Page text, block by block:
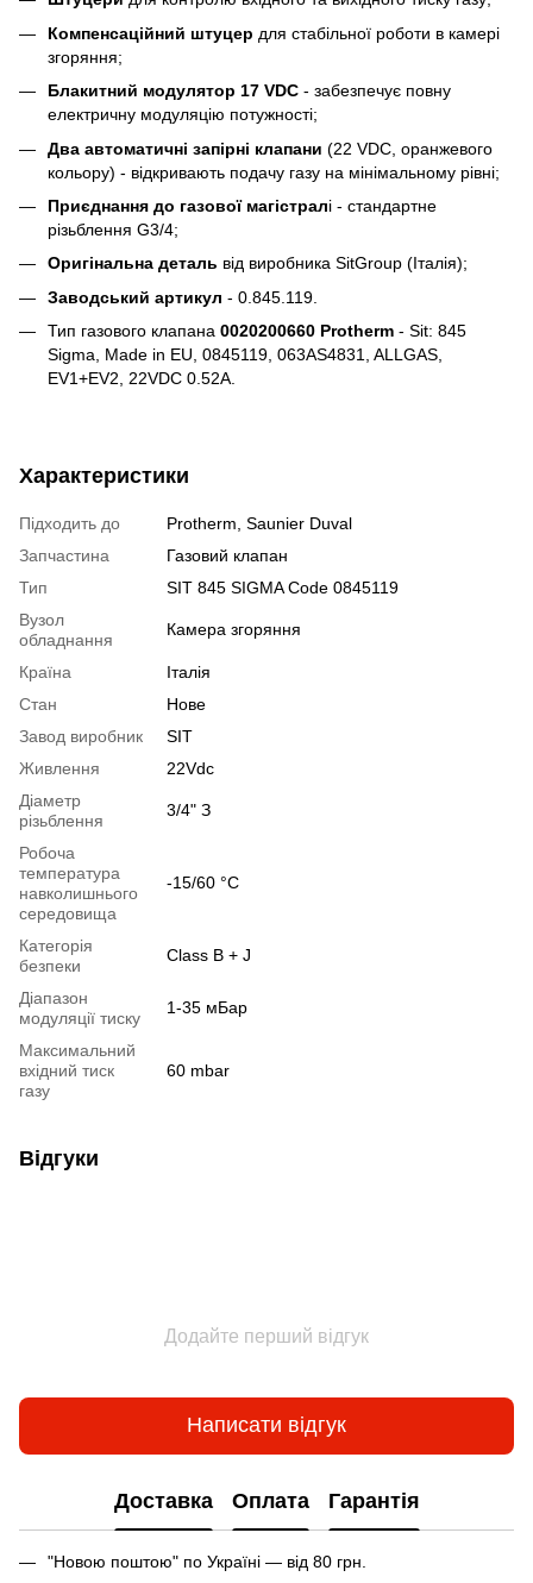
Компенсаційний штуцер для стабільної роботи в камері
згоряння;
Блакитний модулятор 17 VDC - забезпечує повну
електричну модуляцію потужності;
Два автоматичні запірні клапани (22 VDC, оранжевого
кольору) - відкривають подачу газу на мінімальному рівні;
Приєднання до газової магістралі - стандартне
різьблення G3/4;
Оригінальна деталь від виробника SitGroup (Італія);
Заводський артикул - 0.845.119.
Тип газового клапана 0020200660 Protherm - Sit: 845
Sigma, Made in EU, 0845119, 063AS4831, ALLGAS,
EV1+EV2, 22VDC 0.52A.
Характеристики
Підходить до Protherm Saunier Duval
Запчастина
Газовий клапан
Тип
SIT 845 SIGMA Code 0845119
Вузол
обладнання
Камера згоряння
Країна
Італія
Стан
Нове
Завод виробник
SIT
Живлення
22Vdc
Діаметр
різьблення
3/4" З
Робоча
температура
навколишнього
середовища
-15/60 °С
Категорія
безпеки
Class B + J
Діапазон
модуляції тиску
1-35 мБар
Максимальний
вхідний тиск
газу
60 mbar
Відгуки
Додайте перший відгук
Написати відгук
Доставка Оплата Гарантія
"Новою поштою" по Україні — від 80 грн.